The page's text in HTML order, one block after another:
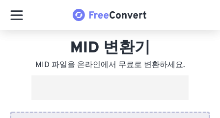
MID 변환기
MID 파일을 온라인에서 무료로 변환하세요.